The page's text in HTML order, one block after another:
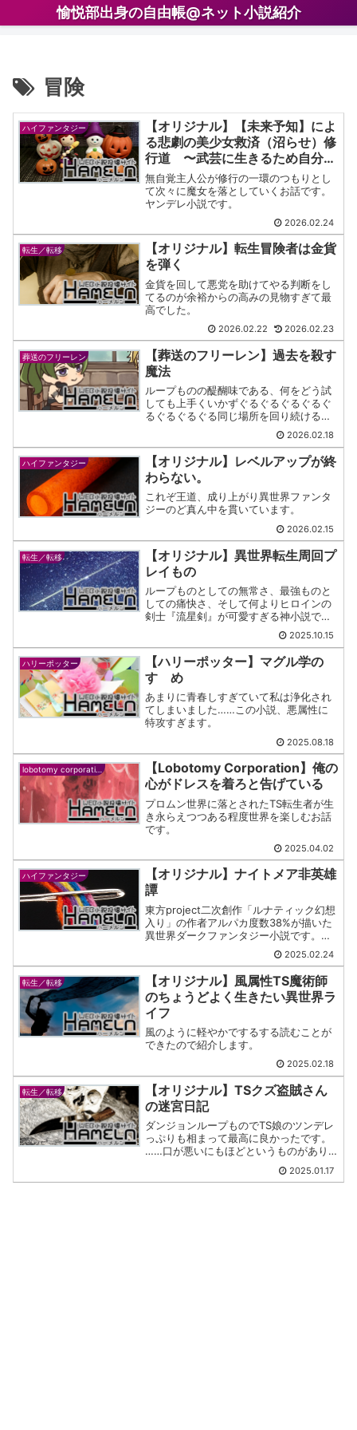
愉悦部出身の自由帳@ネット小説紹介
冒険
ハイファンタジー
【オリジナル】【未来予知】によ
る悲劇の美少女救済（沼らせ）修
行道 〜武芸に生きるため自分勝
手に世界滅亡の種『魔女』たちを
助けた結果、執着されて救世主と
崇められる〜
無自覚主人公が修行の一環のつもりとし
て次々に魔女を落としていくお話です。
ヤンデレ小説です。
2026.02.24
転生／転移
【オリジナル】転生冒険者は金貨
を弾く
金貨を回して悪党を助けてやる判断をし
てるのが余裕からの高みの見物すぎて最
高でした。
2026.02.22 2026.02.23
葬送のフリーレン
【葬送のフリーレン】過去を殺す
魔法
ループものの醍醐味である、何をどう試
しても上手くいかずぐるぐるぐるぐるぐ
るぐるぐるぐる同じ場所を回り続ける現
2026.02.18
ハイファンタジー
【オリジナル】レベルアップが終
わらない。
これぞ王道、成り上がり異世界ファンタ
ジーのど真ん中を貫いています。
2026.02.15
転生／転移
【オリジナル】異世界転生周回プ
レイもの
ループものとしての無常さ、最強ものと
しての痛快さ、そして何よりヒロインの
剣士『流星剣』が可愛すぎる神小説で
2025.10.15
ハリーポッター
【ハリーポッター】マグル学の
すゝめ
あまりに青春しすぎていて私は浄化され
てしまいました……この小説、悪属性に
特攻すぎます。
2025.08.18
lobotomy corporation
【Lobotomy Corporation】俺の
心がドレスを着ろと告げている
プロムン世界に落とされたTS転生者が生
き永らえつつある程度世界を楽しむお話
です。
2025.04.02
ハイファンタジー
【オリジナル】ナイトメア非英雄
譚
東方project二次創作「ルナティック幻想
入り」の作者アルパカ度数38%が描いた
異世界ダークファンタジー小説です。も
うこの時点で相当なヤバさであることは
お気づきでしょう。ええ、恐ろしかった
です。
2025.02.24
転生／転移
【オリジナル】風属性TS魔術師
のちょうどよく生きたい異世界ラ
イフ
風のように軽やかでするする読むことが
できたので紹介します。
2025.02.18
転生／転移
【オリジナル】TSクズ盗賊さん
の迷宮日記
ダンジョンループものでTS娘のツンデレ
っぷりも相まって最高に良かったです。
……口が悪いにもほどというものがあり
2025.01.17